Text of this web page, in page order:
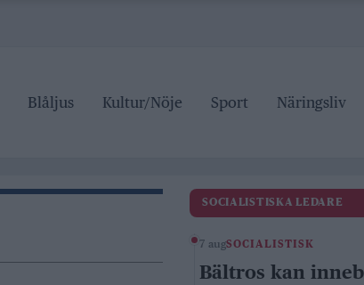
Blåljus Kultur/Nöje Sport Näringsliv
SOCIALISTISKA LEDARE
7 augSOCIALISTISK
Bältros kan